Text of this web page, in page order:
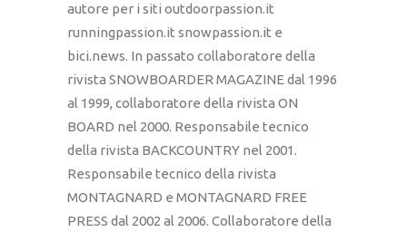
autore per i siti outdoorpassion.it
runningpassion.it snowpassion.it e
bici.news. In passato collaboratore della
rivista SNOWBOARDER MAGAZINE dal 1996
al 1999, collaboratore della rivista ON
BOARD nel 2000. Responsabile tecnico
della rivista BACKCOUNTRY nel 2001.
Responsabile tecnico della rivista
MONTAGNARD e MONTAGNARD FREE
PRESS dal 2002 al 2006. Collaboratore della